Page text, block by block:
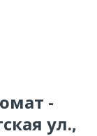
-
ул.,